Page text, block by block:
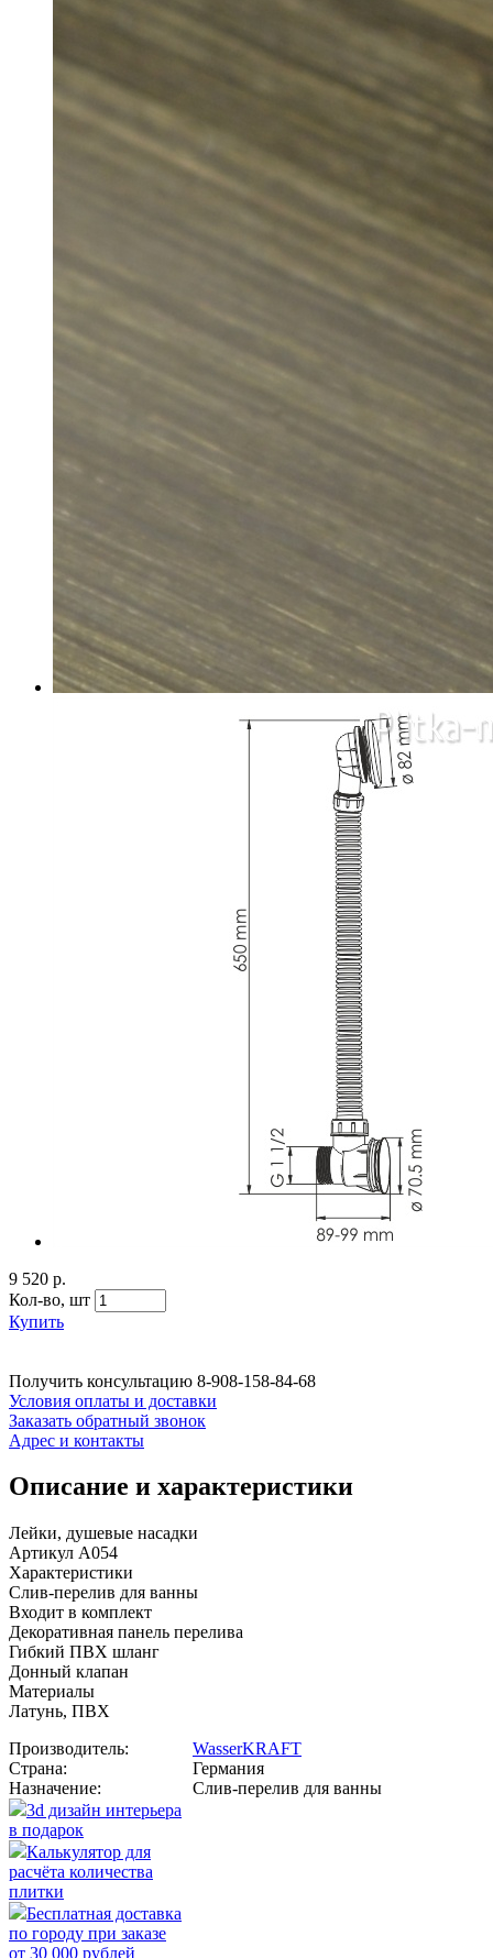
9 520 р.
Кол-во, шт
Купить
Получить консультацию 8-908-158-84-68
Условия оплаты и доставки
Заказать обратный звонок
Адрес и контакты
Описание и характеристики
Лейки, душевые насадки
Артикул A054
Характеристики
Слив-перелив для ванны
Входит в комплект
Декоративная панель перелива
Гибкий ПВХ шланг
Донный клапан
Материалы
Латунь, ПВХ
Производитель:
WasserKRAFT
Страна:
Германия
Назначение:
Слив-перелив для ванны
3d дизайн интерьера
в подарок
Калькулятор для
расчёта количества
плитки
Бесплатная доставка
по городу при заказе
от 30 000 рублей